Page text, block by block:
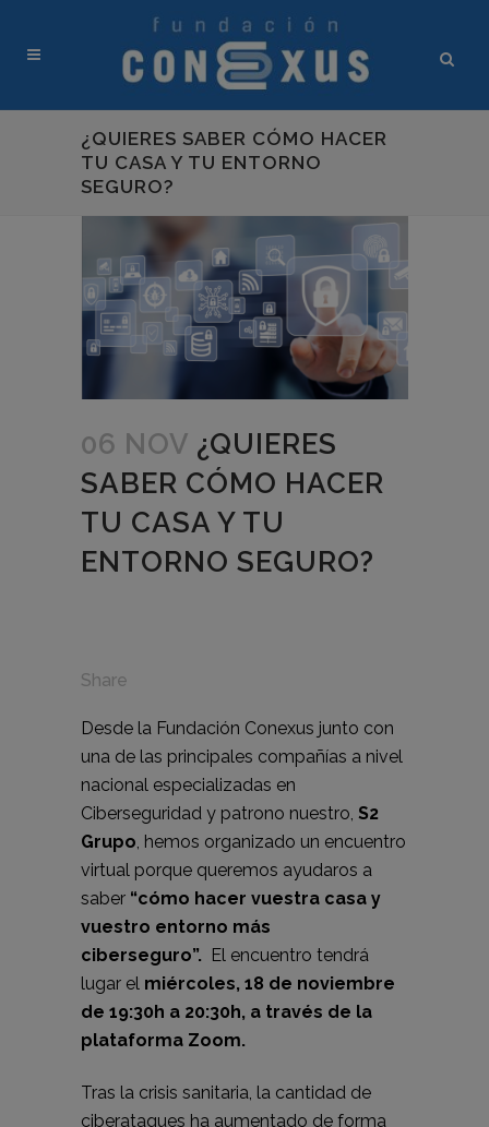
¿QUIERES SABER CÓMO HACER
TU CASA Y TU ENTORNO
SEGURO?
06 NOV ¿QUIERES
SABER CÓMO HACER
TU CASA Y TU
ENTORNO SEGURO?
Share
Desde la Fundación Conexus junto con
una de las principales compañías a nivel
nacional especializadas en
Ciberseguridad y patrono nuestro, S2
Grupo, hemos organizado un encuentro
virtual porque queremos ayudaros a
saber “cómo hacer vuestra casa y
vuestro entorno más
ciberseguro”. El encuentro tendrá
lugar el miércoles, 18 de noviembre
de 19:30h a 20:30h, a través de la
plataforma Zoom.
Tras la crisis sanitaria, la cantidad de
ciberataques ha aumentado de forma